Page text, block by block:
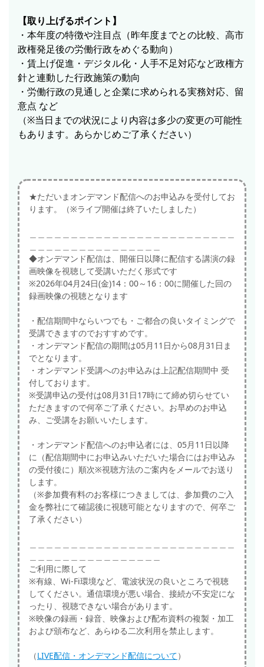
【取り上げるポイント】
・本年度の特徴や注目点（昨年度までとの比較、高市
政権発足後の労働行政をめぐる動向）
・賃上げ促進・デジタル化・人手不足対応など政権方
針と連動した行政施策の動向
・労働行政の見通しと企業に求められる実務対応、留
意点 など
（※当日までの状況により内容は多少の変更の可能性
もあります。あらかじめご了承ください）
★ただいまオンデマンド配信へのお申込みを受付してお
ります。（※ライブ開催は終了いたしました）
◆オンデマンド配信は、開催日以降に配信する講演の録
画映像を視聴して受講いただく形式です
※2026年04月24日(金)14：00～16：00に開催した回の
録画映像の視聴となります
・配信期間中ならいつでも・ご都合の良いタイミングで
受講できますのでおすすめです。
・オンデマンド配信の期間は05月11日から08月31日ま
でとなります。
・オンデマンド受講へのお申込みは上記配信期間中 受
付しております。
※受講申込の受付は08月31日17時にて締め切らせてい
ただきますので何卒ご了承ください。お早めのお申込
み、ご受講をお願いいたします。
・オンデマンド配信へのお申込者には、05月11日以降
に（配信期間中にお申込みいただいた場合にはお申込み
の受付後に）順次※視聴方法のご案内をメールでお送り
します。
（※参加費有料のお客様につきましては、参加費のご入
金を弊社にて確認後に視聴可能となりますので、何卒ご
了承ください）
ご利用に際して
※有線、Wi-Fi環境など、電波状況の良いところで視聴
してください。通信環境が悪い場合、接続が不安定にな
ったり、視聴できない場合があります。
※映像の録画・録音、映像および配布資料の複製・加工
および頒布など、あらゆる二次利用を禁止します。
（LIVE配信・オンデマンド配信について）